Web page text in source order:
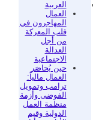
العربية
العمال
المهاجرون في
قلب المعركة
من أجل
العدالة
الاجتماعية
حين يُحاصَر
العمال مالياً:
ترامب وتمويل
الفوضى وأزمة
منظمة العمل
الدولية وقيم